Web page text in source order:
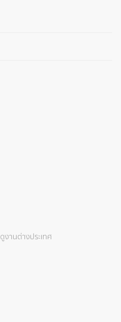
านต่างประเทศ